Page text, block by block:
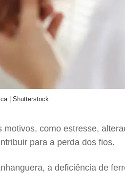
| Shutterstock
como estresse,
para a perda dos fios.
a deficiência de